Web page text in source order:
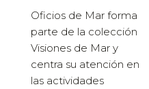
Oficios de Mar forma
parte de la colección
Visiones de Mar y
centra su atención en
las actividades